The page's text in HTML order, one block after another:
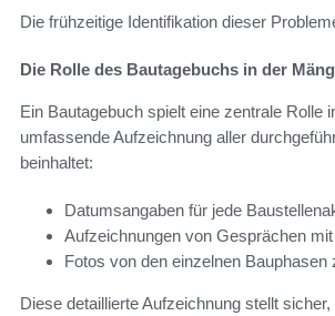
Die frühzeitige Identifikation dieser
Die Rolle des Bautagebuchs in der
Ein Bautagebuch spielt eine zentrale Rolle
umfassende Aufzeichnung aller
beinhaltet:
Datumsangaben für jede
Aufzeichnungen von Gesprächen
Fotos von den einzelnen
Diese detaillierte Aufzeichnung stellt